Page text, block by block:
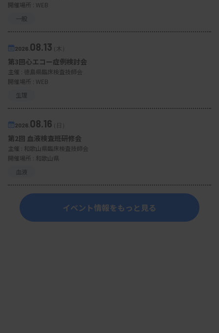
開催場所 : WEB
一般
2026. 08.13（木）
第3回心エコー症例検討会
主催 : 徳島県臨床検査技師会
開催場所 : WEB
生理
2026. 08.16（日）
第2回 血液検査班研修会
主催 : 和歌山県臨床検査技師会
開催場所 : 和歌山県
血液
イベント情報をもっと見る